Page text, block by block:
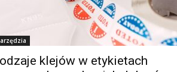
klejów w etykietach